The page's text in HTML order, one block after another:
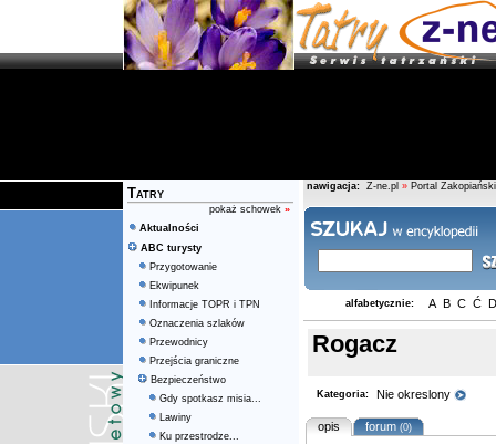
Tatry
pokaż schowek »
Aktualności
ABC turysty
Przygotowanie
Ekwipunek
Informacje TOPR i TPN
Oznaczenia szlaków
Przewodnicy
Przejścia graniczne
Bezpieczeństwo
Gdy spotkasz misia...
Lawiny
Ku przestrodze...
nawigacja: Z-ne.pl » Portal Zakopiański
alfabetycznie: A B C Ć D
Rogacz
Kategoria: Nie okreslony
opis forum(0)